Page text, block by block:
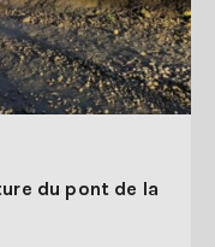
du pont de la